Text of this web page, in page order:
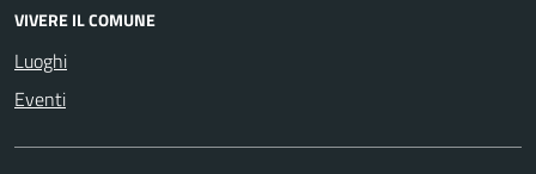
VIVERE IL COMUNE
Luoghi
Eventi